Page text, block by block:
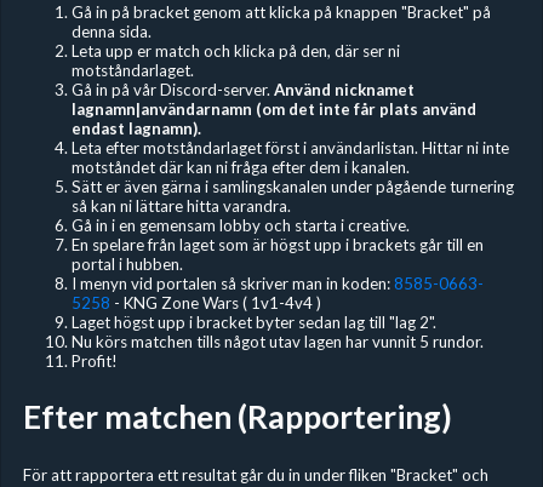
Gå in på bracket genom att klicka på knappen "Bracket" på
denna sida.
Leta upp er match och klicka på den, där ser ni
motståndarlaget.
Gå in på vår Discord-server. Använd nicknamet
lagnamn|användarnamn (om det inte får plats använd
endast lagnamn).
Leta efter motståndarlaget först i användarlistan. Hittar ni inte
motståndet där kan ni fråga efter dem i kanalen.
Sätt er även gärna i samlingskanalen under pågående turnering
så kan ni lättare hitta varandra.
Gå in i en gemensam lobby och starta i creative.
En spelare från laget som är högst upp i brackets går till en
portal i hubben.
I menyn vid portalen så skriver man in koden:8585-0663-
5258 - KNG Zone Wars ( 1v1-4v4 )
Laget högst upp i bracket byter sedan lag till "lag 2".
Nu körs matchen tills något utav lagen har vunnit 5 rundor.
Profit!
Efter matchen (Rapportering)
För att rapportera ett resultat går du in under fliken "Bracket" och